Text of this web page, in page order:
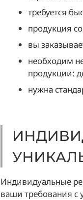
требуется
продукция
вы
необходим
продукции:
нужна
Индивидуальные
ваши требования с